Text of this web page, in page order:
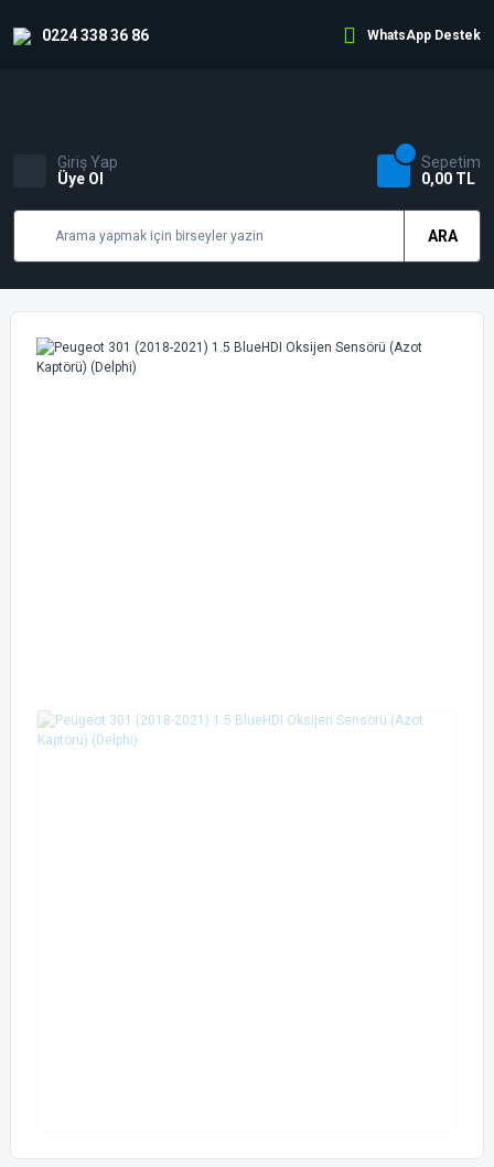
0224 338 36 86 WhatsApp Destek
ARA
Giriş Yap
Üye Ol
Sepetim
0,00 TL